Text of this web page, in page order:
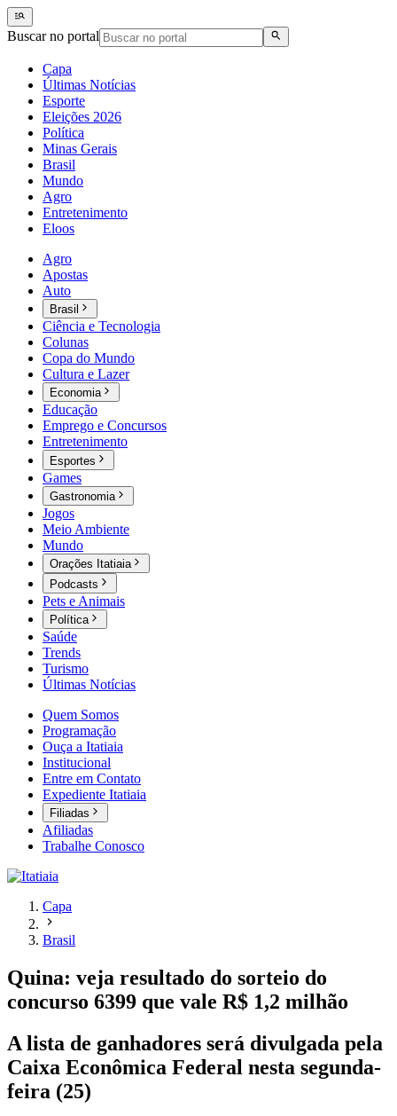
Buscar no portal
Capa
Últimas Notícias
Esporte
Eleições 2026
Política
Minas Gerais
Brasil
Mundo
Agro
Entretenimento
Eloos
Agro
Apostas
Auto
Brasil
Ciência e Tecnologia
Colunas
Copa do Mundo
Cultura e Lazer
Economia
Educação
Emprego e Concursos
Entretenimento
Esportes
Games
Gastronomia
Jogos
Meio Ambiente
Mundo
Orações Itatiaia
Podcasts
Pets e Animais
Política
Saúde
Trends
Turismo
Últimas Notícias
Quem Somos
Programação
Ouça a Itatiaia
Institucional
Entre em Contato
Expediente Itatiaia
Filiadas
Afiliadas
Trabalhe Conosco
Capa
Brasil
Quina: veja resultado do sorteio do
concurso 6399 que vale R$ 1,2 milhão
A lista de ganhadores será divulgada pela
Caixa Econômica Federal nesta segunda-
feira (25)